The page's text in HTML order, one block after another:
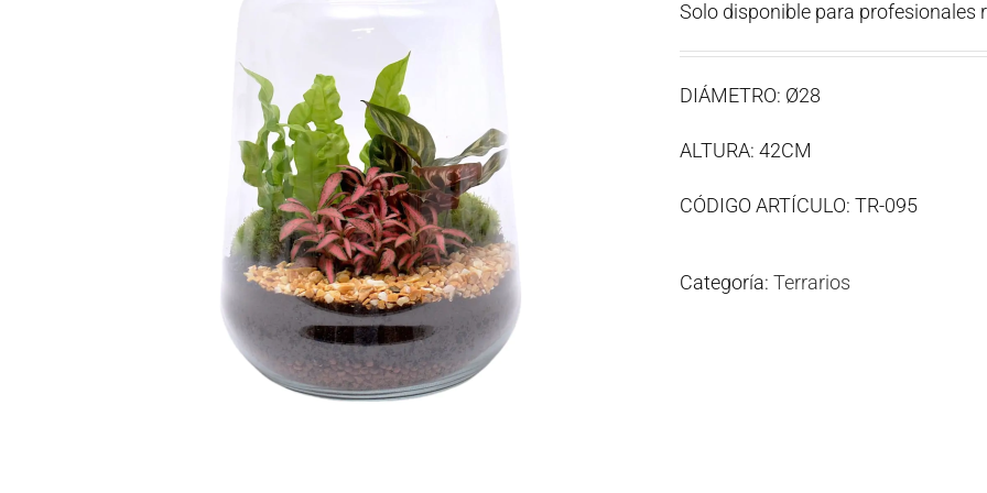
Solo disponible para profesionales
DIÁMETRO: Ø28
ALTURA: 42CM
CÓDIGO ARTÍCULO: TR-095
Categoría: Terrarios